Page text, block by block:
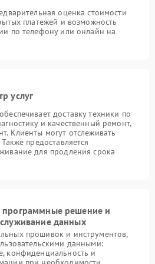
оценка стоимости
платежей и возможность
по телефону или онлайн на
услуг
доставку техники по
и качественный ремонт,
Клиенты могут отслеживать
предоставляется
для продления срока
решение и
данных
прошивок и инструментов,
данными:
конфиденциальность и